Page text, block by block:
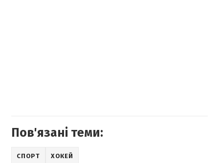
Пов'язані теми:
СПОРТ ХОКЕЙ